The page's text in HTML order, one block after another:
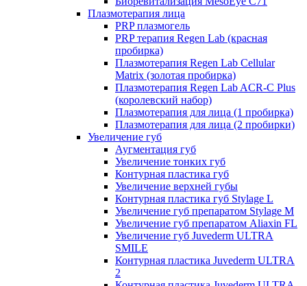
Плазмотерапия лица
PRP плазмогель
PRP терапия Regen Lab (красная
пробирка)
Плазмотерапия Regen Lab Cellular
Matrix (золотая пробирка)
Плазмотерапия Regen Lab ACR-C Plus
(королевский набор)
Плазмотерапия для лица (1 пробирка)
Плазмотерапия для лица (2 пробирки)
Увеличение губ
Аугментация губ
Увеличение тонких губ
Контурная пластика губ
Увеличение верхней губы
Контурная пластика губ Stylage L
Увеличение губ препаратом Stylage M
Увеличение губ препаратом Aliaxin FL
Увеличение губ Juvederm ULTRA
SMILE
Контурная пластика Juvederm ULTRA
2